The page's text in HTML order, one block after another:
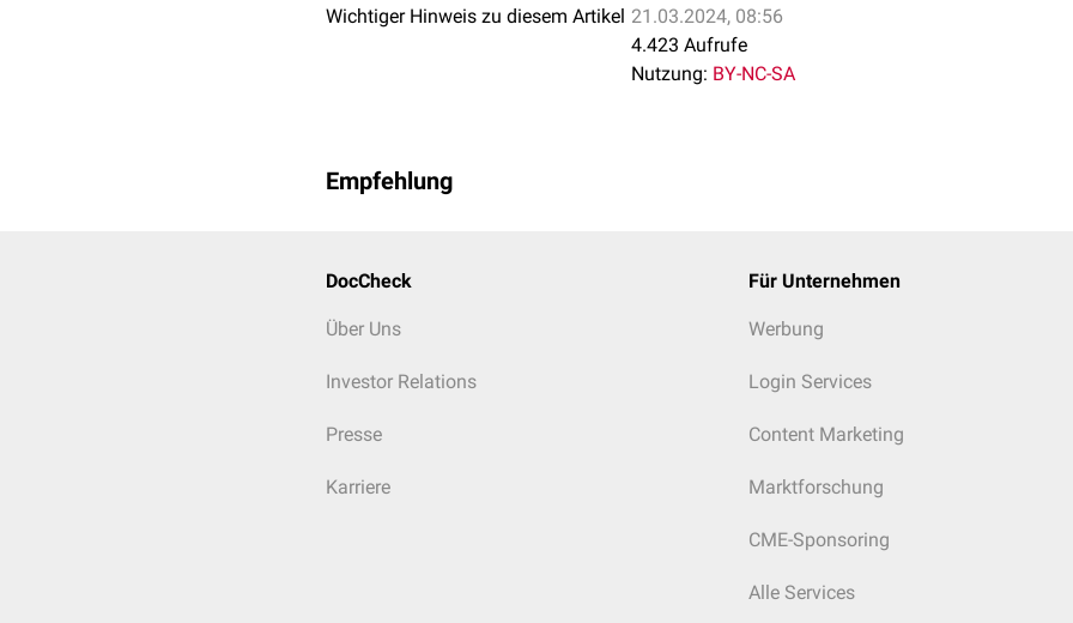
Wichtiger Hinweis zu diesem Artikel 21.03.2024, 08:56
4.423 Aufrufe
Nutzung: BY-NC-SA
Empfehlung
DocCheck
Über Uns
Investor Relations
Presse
Karriere
Für Unternehmen
Werbung
Login Services
Content Marketing
Marktforschung
CME-Sponsoring
Alle Services